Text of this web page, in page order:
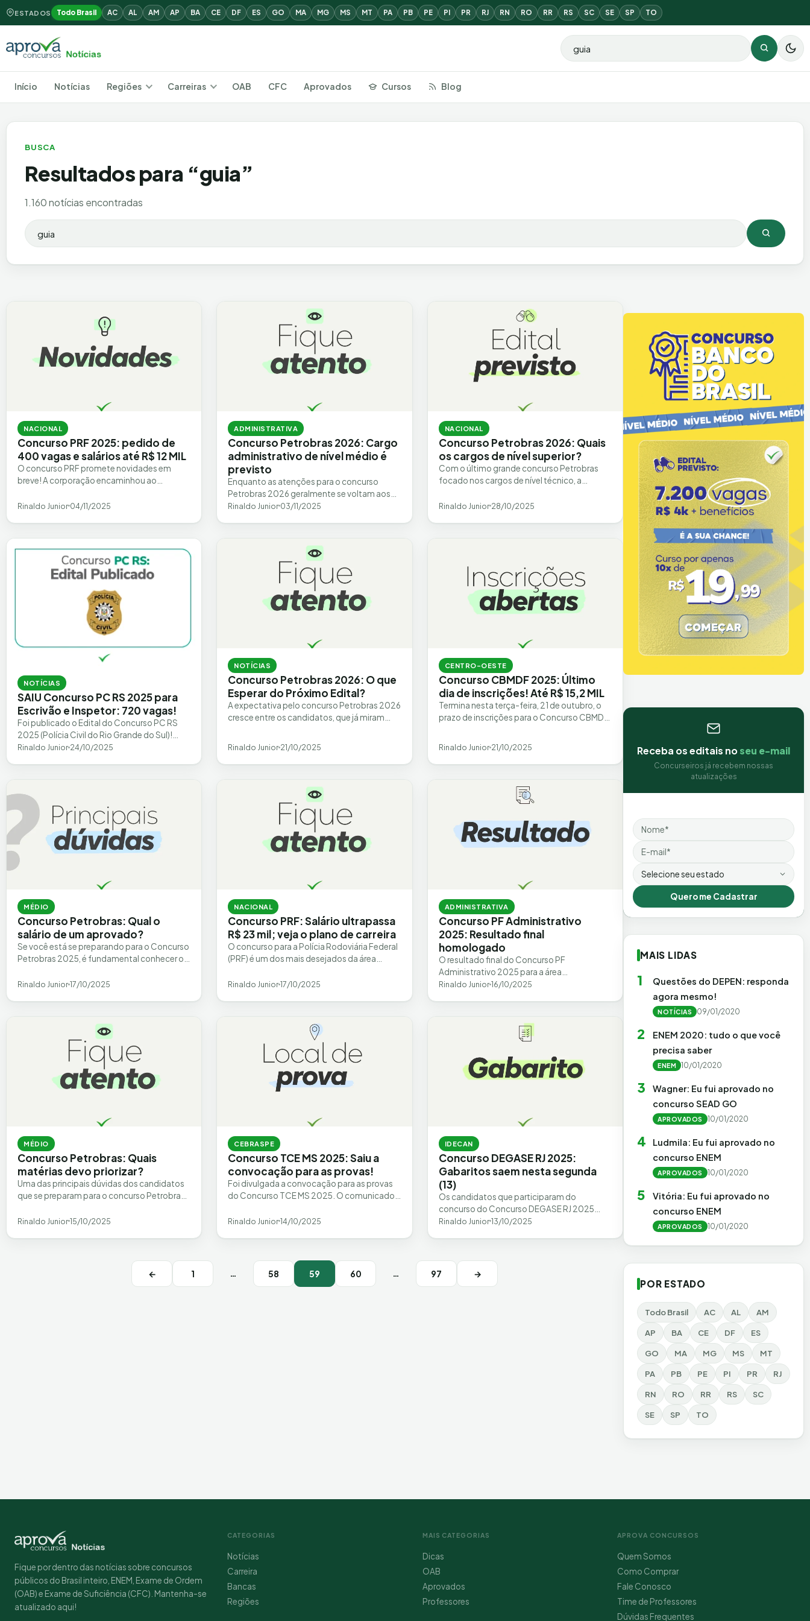
ESTADOS Todo Brasil AC AL AM AP BA CE DF ES GO MA MG MS MT PA PB PE PI PR RJ RN RO RR RS SC SE SP TO
Buscar por: Buscar
Início Notícias Regiões Carreiras OAB CFC Aprovados Cursos Blog
BUSCA
Resultados para “guia”
1.160 notícias encontradas
Buscar por:
Buscar
NACIONAL
Concurso PRF 2025: pedido de
400 vagas e salários até R$ 12 MIL
O concurso PRF promete novidades em
breve! A corporação encaminhou ao
pedido de mais de 400…
Rinaldo Junior 04/11/2025
ADMINISTRATIVA
Concurso Petrobras 2026: Cargo
administrativo de nível médio é
previsto
Enquanto as atenções para o concurso
Petrobras 2026 geralmente se voltam aos
cargos técnicos de operação e manutenção,
Rinaldo Junior 03/11/2025
NACIONAL
Concurso Petrobras 2026: Quais
os cargos de nível superior?
Com o último grande concurso Petrobras
focado nos cargos de nível técnico, a
de nível superior…
Rinaldo Junior28/10/2025
NOTÍCIAS
SAIU Concurso PC RS 2025 para
Escrivão e Inspetor: 720 vagas!
Foi publicado o Edital do Concurso PC RS
2025 (Polícia Civil do Rio Grande do Sul)!
Com 720 vagas de nível superior para…
Rinaldo Junior 24/10/2025
NOTÍCIAS
Concurso Petrobras 2026: O que
Esperar do Próximo Edital?
A expectativa pelo concurso Petrobras 2026
cresce entre os candidatos, que já miram
Rinaldo Junior 21/10/2025
CENTRO-OESTE
Concurso CBMDF 2025: Último
dia de inscrições! Até R$ 15,2 MIL
Termina nesta terça-feira, 21 de outubro, o
prazo de inscrições para o Concurso CBMDF
Rinaldo Junior21/10/2025
MÉDIO
Concurso Petrobras: Qual o
salário de um aprovado?
Se você está se preparando para o Concurso
Petrobras 2025, é fundamental conhecer os
Rinaldo Junior17/10/2025
NACIONAL
Concurso PRF: Salário ultrapassa
R$ 23 mil; veja o plano de carreira
O concurso para a Polícia Rodoviária Federal
(PRF) é um dos mais desejados da área
instituição,…
Rinaldo Junior17/10/2025
ADMINISTRATIVA
Concurso PF Administrativo
2025: Resultado final
homologado
O resultado final do Concurso PF
Administrativo 2025 para a área
administrativa foi homologado nesta
Rinaldo Junior16/10/2025
MÉDIO
Concurso Petrobras: Quais
matérias devo priorizar?
Uma das principais dúvidas dos candidatos
que se preparam para o concurso Petrobras
Embora não…
Rinaldo Junior15/10/2025
CEBRASPE
Concurso TCE MS 2025: Saiu a
convocação para as provas!
Foi divulgada a convocação para as provas
do Concurso TCE MS 2025. O comunicado,
as datas e…
Rinaldo Junior14/10/2025
IDECAN
Concurso DEGASE RJ 2025:
Gabaritos saem nesta segunda
(13)
Os candidatos que participaram do
concurso do Concurso DEGASE RJ 2025
devem ficar atentos. A divulgação dos
Rinaldo Junior13/10/2025
Navegação de posts← 1 … 58 59 60 … 97 →
Receba os editais noseu e-mail
Concurseiros já recebem nossas
atualizações
Nome
Email
Estado
Quero me Cadastrar
MAIS LIDAS
1
Questões do DEPEN: responda
agora mesmo!
NOTÍCIAS 09/01/2020
2
ENEM 2020: tudo o que você
precisa saber
ENEM 10/01/2020
3
Wagner: Eu fui aprovado no
concurso SEAD GO
APROVADOS 10/01/2020
4
Ludmila: Eu fui aprovado no
concurso ENEM
APROVADOS 10/01/2020
5
Vitória: Eu fui aprovado no
concurso ENEM
APROVADOS 10/01/2020
POR ESTADO
Todo Brasil AC AL AM
AP BA CE DF ES
GO MA MG MS MT
PA PB PE PI PR RJ
RN RO RR RS SC
SE SP TO
Fique por dentro das notícias sobre concursos
públicos do Brasil inteiro, ENEM, Exame de Ordem
(OAB) e Exame de Suficiência (CFC). Mantenha-se
atualizado aqui!
CATEGORIAS
Notícias
Carreira
Bancas
Regiões
MAIS CATEGORIAS
Dicas
OAB
Aprovados
Professores
APROVA CONCURSOS
Quem Somos
Como Comprar
Fale Conosco
Time de Professores
Dúvidas Frequentes